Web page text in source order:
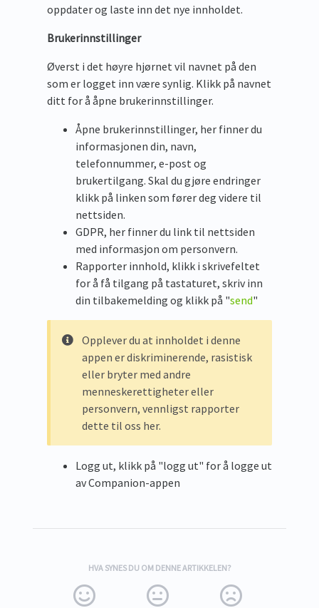
oppdater og laste inn det nye innholdet.
Brukerinnstillinger
Øverst i det høyre hjørnet vil navnet på den
som er logget inn være synlig. Klikk på navnet
ditt for å åpne brukerinnstillinger.
Åpne brukerinnstillinger, her finner du
informasjonen din, navn,
telefonnummer, e-post og
brukertilgang. Skal du gjøre endringer
klikk på linken som fører deg videre til
nettsiden.
GDPR, her finner du link til nettsiden
med informasjon om personvern.
Rapporter innhold, klikk i skrivefeltet
for å få tilgang på tastaturet, skriv inn
din tilbakemelding og klikk på "send"
Opplever du at innholdet i denne
appen er diskriminerende, rasistisk
eller bryter med andre
menneskerettigheter eller
personvern, vennligst rapporter
dette til oss her.
Logg ut, klikk på "logg ut" for å logge ut
av Companion-appen
HVA SYNES DU OM DENNE ARTIKKELEN?